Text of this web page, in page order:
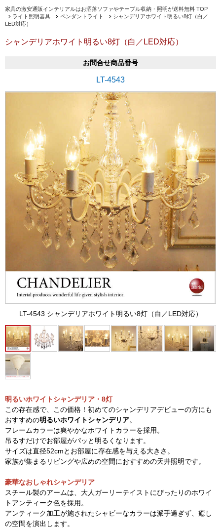
家具の激安通販インテリアルはお洒落ソファやテーブル収納・照明が送料無料 TOP
ライト照明器具
ペンダントライト
シャンデリアホワイト明るい8灯（白／
LED対応）
シャンデリアホワイト明るい8灯（白／LED対応）
お問合せ商品番号
LT-4543
LT-4543 シャンデリアホワイト明るい8灯（白／LED対応）
明るいホワイトシャンデリア・8灯
この存在感で、この価格！初めてのシャンデリアデビューの方にも
おすすめの明るいホワイトシャンデリア。
フレームカラーは爽やかなホワイトカラーを採用。
吊るすだけでお部屋がパッと明るくなります。
サイズは直径52cmとお部屋に存在感を与える大きさ。
家族が集まるリビングや広めの空間におすすめの天井照明です。
豪華なおしゃれシャンデリア
スチール製のアームは、大人ガーリーテイストにぴったりのホワイ
トアンティーク色を採用。
アンティーク加工が施されたシャビーなカラーは派手過ぎず、癒し
の空間を演出します。